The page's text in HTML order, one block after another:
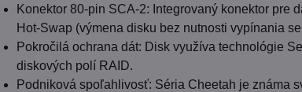
Konektor 80-pin SCA-2: Integrovaný konektor
Hot-Swap (výmena disku bez nutnosti vypínania
Pokročilá ochrana dát: Disk využíva technológie
diskových polí RAID.
Podniková spoľahlivosť: Séria Cheetah je známa